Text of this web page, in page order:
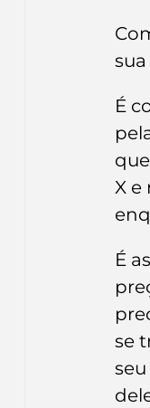
É
X
É
se